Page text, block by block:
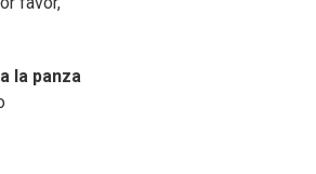
la panza